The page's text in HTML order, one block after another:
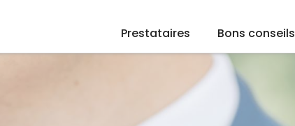
Prestataires Bons conseils